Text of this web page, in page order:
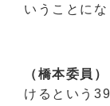
いうことにな
（橋本委員）
けるという